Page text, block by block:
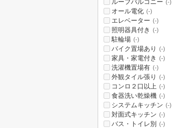
ルーフバルコニー (-)
オール電化 (-)
エレベーター (-)
照明器具付き (-)
駐輪場 (-)
バイク置場あり (-)
家具・家電付き (-)
洗濯機置場有 (-)
外観タイル張り (-)
コンロ２口以上 (-)
食器洗い乾燥機 (-)
システムキッチン (-)
対面式キッチン (-)
バス・トイレ別 (-)